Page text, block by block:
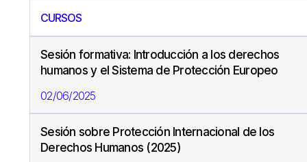
CURSOS
Sesión formativa: Introducción a los derechos
humanos y el Sistema de Protección Europeo
02/06/2025
Sesión sobre Protección Internacional de los
Derechos Humanos (2025)